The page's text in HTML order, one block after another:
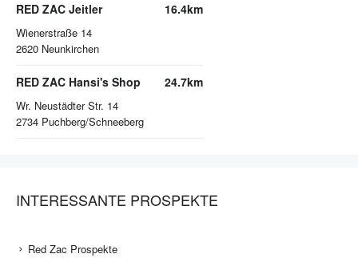
RED ZAC Jeitler
Wienerstraße 14
2620 Neunkirchen
16.4km
RED ZAC Hansi's Shop
Wr. Neustädter Str. 14
2734 Puchberg/Schneeberg
24.7km
INTERESSANTE PROSPEKTE
Red Zac Prospekte